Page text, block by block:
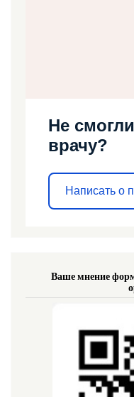
Не
врачу?
Написать о
Ваше мнение